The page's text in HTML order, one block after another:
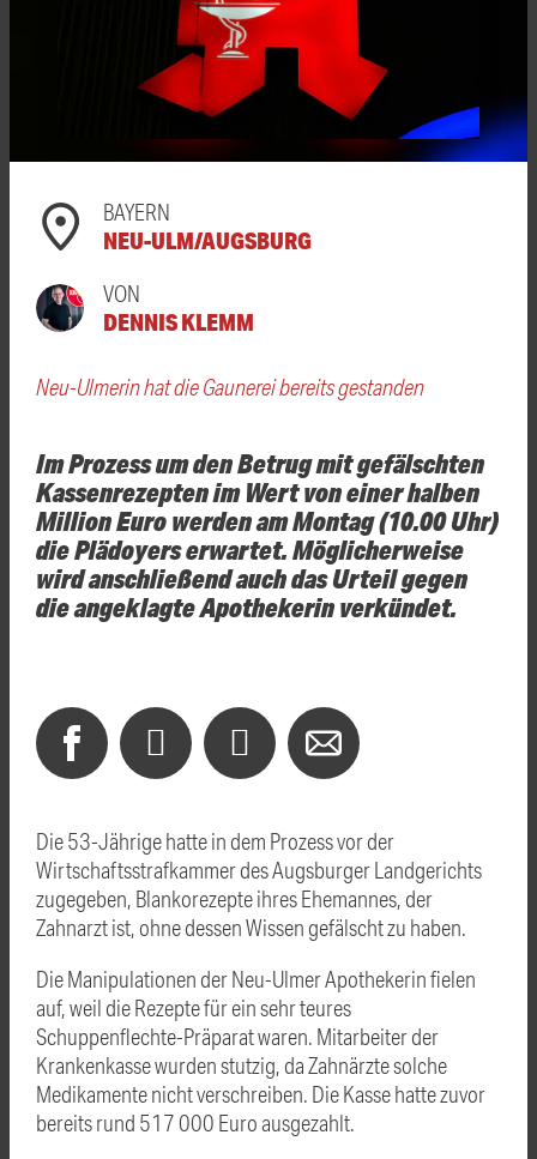
BAYERN
NEU-ULM/AUGSBURG
VON
DENNIS KLEMM
Neu-Ulmerin hat die Gaunerei bereits gestanden
Im Prozess um den Betrug mit gefälschten
Kassenrezepten im Wert von einer halben
Million Euro werden am Montag (10.00 Uhr)
die Plädoyers erwartet. Möglicherweise
wird anschließend auch das Urteil gegen
die angeklagte Apothekerin verkündet.
Die 53-Jährige hatte in dem Prozess vor der
Wirtschaftsstrafkammer des Augsburger Landgerichts
zugegeben, Blankorezepte ihres Ehemannes, der
Zahnarzt ist, ohne dessen Wissen gefälscht zu haben.
Die Manipulationen der Neu-Ulmer Apothekerin fielen
auf, weil die Rezepte für ein sehr teures
Schuppenflechte-Präparat waren. Mitarbeiter der
Krankenkasse wurden stutzig, da Zahnärzte solche
Medikamente nicht verschreiben. Die Kasse hatte zuvor
bereits rund 517 000 Euro ausgezahlt.